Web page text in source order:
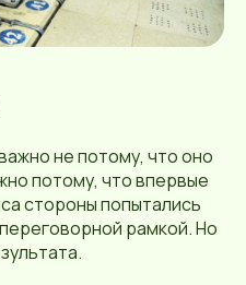
не потому, что оно
потому, что впервые
стороны попытались
рамкой. Но